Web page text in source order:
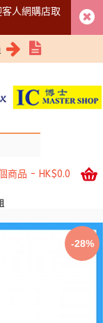
人網購店取
商品 - HK$0.0
-28%